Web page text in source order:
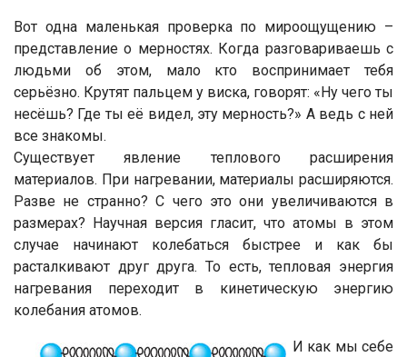
Вот одна маленькая проверка по мироощущению –
представление о мерностях. Когда разговариваешь с
людьми об этом, мало кто воспринимает тебя
серьёзно. Крутят пальцем у виска, говорят: «Ну чего ты
несёшь? Где ты её видел, эту мерность?» А ведь с ней
все знакомы.
Существует явление теплового расширения
материалов. При нагревании, материалы расширяются.
Разве не странно? С чего это они увеличиваются в
размерах? Научная версия гласит, что атомы в этом
случае начинают колебаться быстрее и как бы
расталкивают друг друга. То есть, тепловая энергия
нагревания переходит в кинетическую энергию
колебания атомов.
И как мы себе